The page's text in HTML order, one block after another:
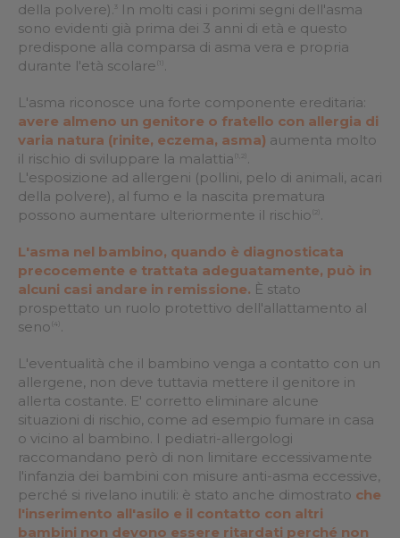
della polvere). 3
In molti casi i porimi segni dell'asma
sono evidenti già prima dei 3 anni di età e questo
predispone alla comparsa di asma vera e propria
durante l'età scolare (1) .
L'asma riconosce una forte componente ereditaria:
avere almeno un genitore o fratello con allergia di
varia natura (rinite, eczema, asma) aumenta molto
il rischio di sviluppare la malattia (1,2)
.
L'esposizione ad allergeni (pollini, pelo di animali, acari
della polvere), al fumo e la nascita prematura
possono aumentare ulteriormente il rischio (2) .
L'asma nel bambino, quando è diagnosticata
precocemente e trattata adeguatamente, può in
alcuni casi andare in remissione. È stato
prospettato un ruolo protettivo dell'allattamento al
seno
(4) .
L'eventualità che il bambino venga a contatto con un
allergene, non deve tuttavia mettere il genitore in
allerta costante. E' corretto eliminare alcune
situazioni di rischio, come ad esempio fumare in casa
o vicino al bambino. I pediatri-allergologi
raccomandano però di non limitare eccessivamente
l'infanzia dei bambini con misure anti-asma eccessive,
perché si rivelano inutili: è stato anche dimostrato che
l'inserimento all'asilo e il contatto con altri
bambini non devono essere ritardati perché non